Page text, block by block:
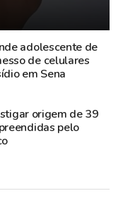
adolescente de
de celulares
em Sena
origem de 39
pelo